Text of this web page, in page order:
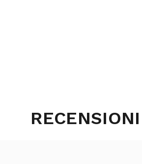
RECENSIONI